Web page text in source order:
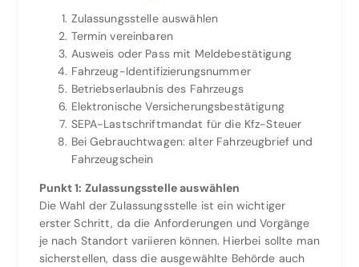
Zulassungsstelle auswählen
Termin vereinbaren
Ausweis oder Pass mit Meldebestätigung
Fahrzeug-Identifizierungsnummer
Betriebserlaubnis des Fahrzeugs
Elektronische Versicherungsbestätigung
SEPA-Lastschriftmandat für die Kfz-Steuer
Bei Gebrauchtwagen: alter Fahrzeugbrief und
Fahrzeugschein
Punkt 1: Zulassungsstelle auswählen
Die Wahl der Zulassungsstelle ist ein wichtiger
erster Schritt, da die Anforderungen und Vorgänge
je nach Standort variieren können. Hierbei sollte man
sicherstellen, dass die ausgewählte Behörde auch